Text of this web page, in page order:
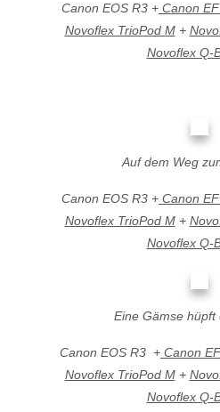
Canon EOS R3 + Canon
Novoflex TrioPod M+
Novoflex Q-
Auf dem Weg
Canon EOS R3 + Canon
Novoflex TrioPod M+
Novoflex Q-
Eine Gämse hüpft
Canon EOS R3 + Canon
Novoflex TrioPod M+
Novoflex Q-